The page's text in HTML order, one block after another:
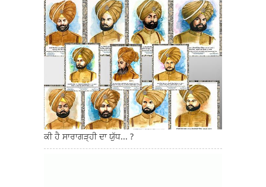
ਕੀ ਹੈ ਸਾਰਾਗੜ੍ਹੀ ਦਾ ਯੁੱਧ... ?